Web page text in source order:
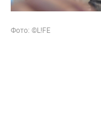
Фото: ©L!FE